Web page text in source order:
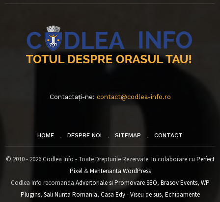
Contactați-ne: contact@codlea-info.ro
HOME DESPRE NOI SITEMAP CONTACT
© 2010 - 2026 Codlea Info - Toate Drepturile Rezervate. In colaborare cu Perfect
Pixel&Mentenanta WordPress
Codlea Info recomanda Advertoriale si Promovare SEO, Brasov Events, WP
Plugins, Sali Nunta Romania, Casa Edy - Viseu de sus, Echipamente